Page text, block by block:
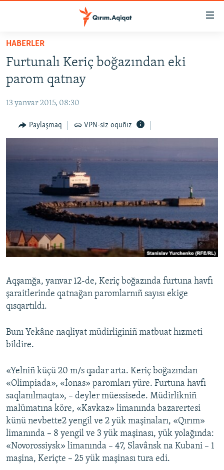
Esas
qaytmaq
Baş
navigatsiyağa
qaytmaq
qaytmaq
İQTİSADİYAT
CEMİYET
MEDENİYET
VİDEO
BLOGLAR
FİKİR
Русский
Українською
QOŞULIÑIZ!
RFE/RS bütün saytları
HABERLER
Furtunalı Keriç boğazından eki
parom qatnay
13 yanvar 2015, 08:30
Paylaşmaq VPN-siz oquñız
Aqşamğa, yanvar 12-de, Keriç boğazında furtuna havfı
şaraitlerinde qatnağan paromlarnıñ sayısı ekige
qısqartıldı.
Bunı Yekâne naqliyat müdirliginiñ matbuat hızmeti
bildire.
«Yelniñ küçü 20 m/s qadar arta. Keriç boğazından
«Olimpiada», «İonas» paromları yüre. Furtuna havfı
saqlanılmaqta», – deyler müessisede. Müdirlikniñ
malümatına köre, «Kavkaz» limanında bazarertesi
künü nevbette2 yengil ve 2 yük maşinaları, «Qırım»
limanında – 8 yengil ve 3 yük maşinası, yük yolağında:
«Novorossiysk» limanında – 47, Slavânsk na Kubani – 1
maşina, Keriçte – 25 yük maşinası tura edi.